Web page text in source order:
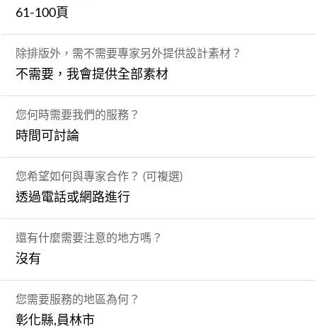
61-100頁
除排版外，需不需要專家另外提供設計素材？
不需要，我會提供全部素材
您何時需要我們的服務？
時間可討論
您希望如何與專家合作？ (可複選)
透過電話或網路進行
還有什麼需要注意的地方嗎？
沒有
您需要服務的地區為何？
彰化縣,員林市